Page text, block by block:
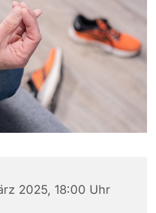
2025, 18:00 Uhr